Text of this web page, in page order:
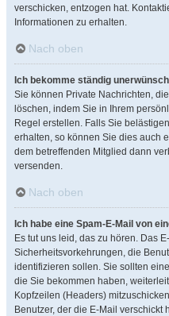
verschicken, entzogen hat.
Informationen zu erhalten.
Nach oben
Ich bekomme ständig
Sie können Private Nachrichten,
löschen, indem Sie in Ihrem
Regel erstellen. Falls Sie
erhalten, so können Sie dies auch
dem betreffenden Mitglied dann
versenden.
Nach oben
Ich habe eine Spam-E-Mail von
Es tut uns leid, das zu hören. Das
Sicherheitsvorkehrungen, die
identifizieren sollen. Sie sollten
die Sie bekommen haben,
Kopfzeilen (Headers)
Benutzer, der die E-Mail verschickt